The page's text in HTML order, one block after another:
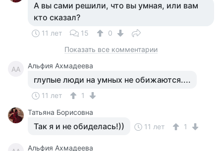
А вы сами решили, что вы умная, или вам
кто сказал?
11 лет 15
0
Показать все комментарии
АА Альфия Ахмадеева
глупые люди на умных не обижаются....
11 лет
1
Татьяна Борисовна
Так я и не обиделась!)) 11 лет 1
Альфия Ахмадеева